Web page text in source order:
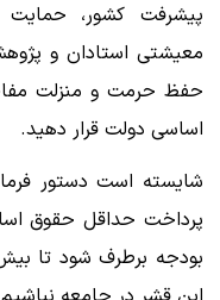
پیشرفت کشور، حمایت
معیشتی استادان و
حفظ حرمت و منزلت
اساسی دولت قرار دهید.
شایسته است دستور
پرداخت حداقل حقوق
بودجه برطرف شود تا